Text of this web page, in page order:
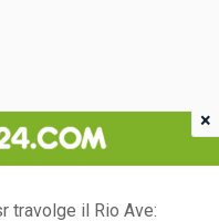
travolge il Rio Ave:
×